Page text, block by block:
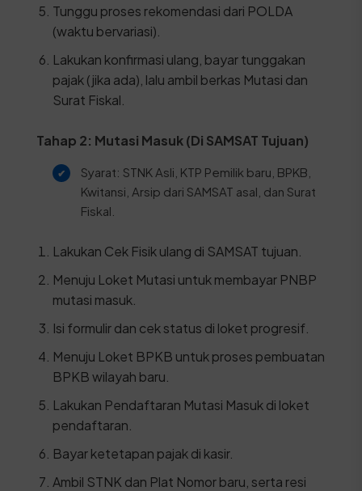
Tunggu proses rekomendasi dari POLDA
(waktu bervariasi).
Lakukan konfirmasi ulang, bayar tunggakan
pajak (jika ada), lalu ambil berkas Mutasi dan
Surat Fiskal.
Tahap 2: Mutasi Masuk (Di SAMSAT Tujuan)
Syarat: STNK Asli, KTP Pemilik baru, BPKB,
Kwitansi, Arsip dari SAMSAT asal, dan Surat
Fiskal.
Lakukan Cek Fisik ulang di SAMSAT tujuan.
Menuju Loket Mutasi untuk membayar PNBP
mutasi masuk.
Isi formulir dan cek status di loket progresif.
Menuju Loket BPKB untuk proses pembuatan
BPKB wilayah baru.
Lakukan Pendaftaran Mutasi Masuk di loket
pendaftaran.
Bayar ketetapan pajak di kasir.
Ambil STNK dan Plat Nomor baru, serta resi